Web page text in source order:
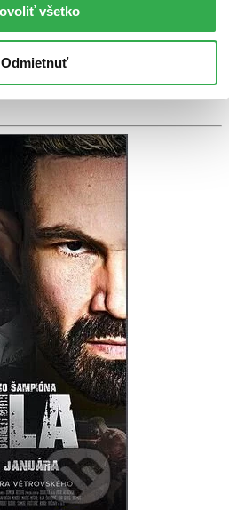
všetko
Odmietnuť
nemáme na sklade, ale zvyčajne
rýchlejšie!